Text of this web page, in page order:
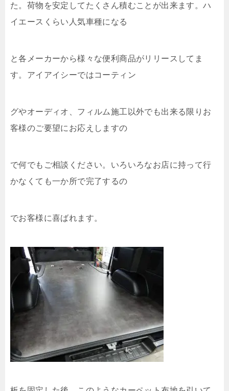
た。荷物を安定してたくさん積むことが出来ます。ハ
イエースくらい人気車種になる
と各メーカーから様々な便利商品がリリースしてま
す。アイアイシーではコーティン
グやオーディオ、フィルム施工以外でも出来る限りお
客様のご要望にお応えしますの
で何でもご相談ください。いろいろなお店に持って行
かなくても一か所で完了するの
でお客様に喜ばれます。